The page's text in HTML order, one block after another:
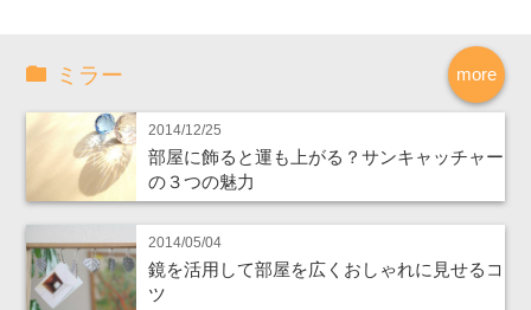
more
ミラー
2014/12/25
部屋に飾ると運も上がる？サンキャッチャー
の３つの魅力
2014/05/04
鏡を活用して部屋を広くおしゃれに見せるコ
ツ